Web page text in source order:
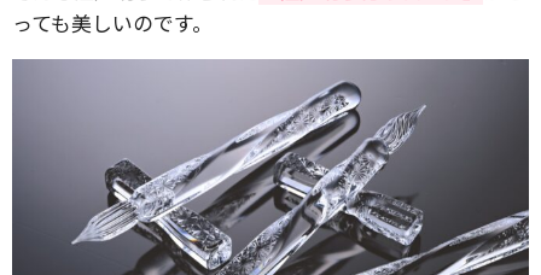
っても美しいのです。